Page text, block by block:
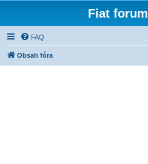
Fiat
FAQ
Obsah fóra